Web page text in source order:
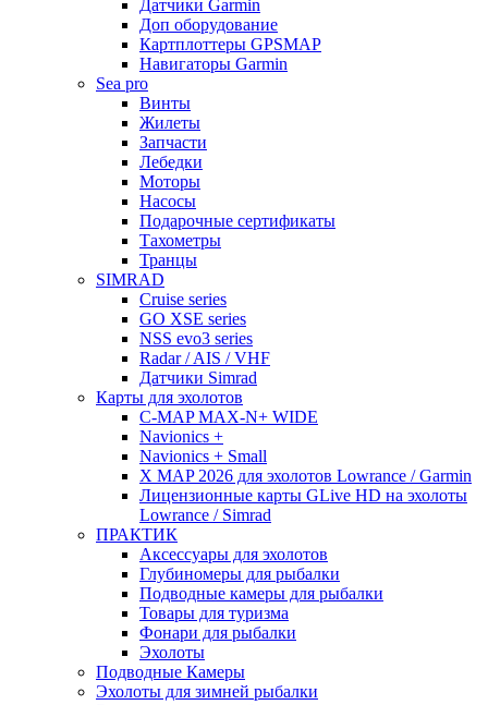
Датчики Garmin
Доп оборудование
Картплоттеры GPSMAP
Навигаторы Garmin
Sea pro
Винты
Жилеты
Запчасти
Лебедки
Моторы
Насосы
Подарочные сертификаты
Тахометры
Транцы
SIMRAD
Cruise series
GO XSE series
NSS evo3 series
Radar / AIS / VHF
Датчики Simrad
Карты для эхолотов
C-MAP MAX-N+ WIDE
Navionics +
Navionics + Small
X MAP 2026 для эхолотов Lowrance / Garmin
Лицензионные карты GLive HD на эхолоты
Lowrance / Simrad
ПРАКТИК
Аксессуары для эхолотов
Глубиномеры для рыбалки
Подводные камеры для рыбалки
Товары для туризма
Фонари для рыбалки
Эхолоты
Подводные Камеры
Эхолоты для зимней рыбалки